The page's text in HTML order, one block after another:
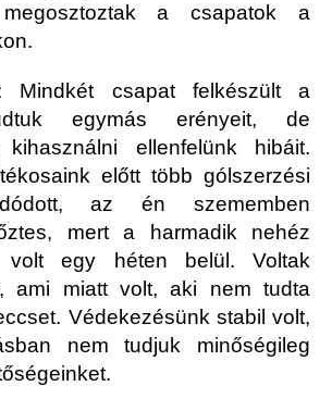
megosztoztak a csapatok a
Mindkét csapat felkészült a
egymás erényeit, de
kihasználni ellenfelünk hibáit.
előtt több gólszerzési
az én szememben
mert a harmadik nehéz
volt egy héten belül. Voltak
ami miatt volt, aki nem tudta
Védekezésünk stabil volt,
nem tudjuk minőségileg